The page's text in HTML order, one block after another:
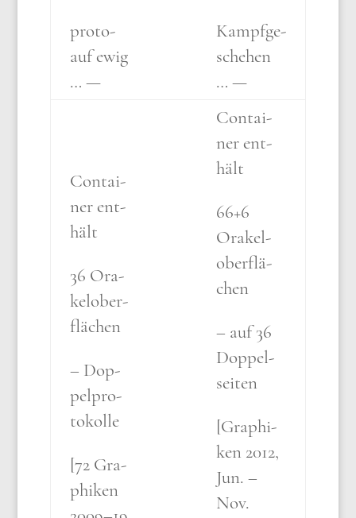
pro­to-
auf ewig
… —
Kampf­ge­
sche­hen
… —
Con­tai­
ner ent­
hält
36 Ora­
kel­ober­
flä­chen
– Dop­
pel­pro­
to­kol­le
[72 Gra­
phi­ken
Con­tai­
ner ent­
hält
66+6
Ora­kel­
ober­flä­
chen
– auf 36
Dop­pel­
sei­ten
[Gra­phi­
ken 2012,
Jun. –
Nov.